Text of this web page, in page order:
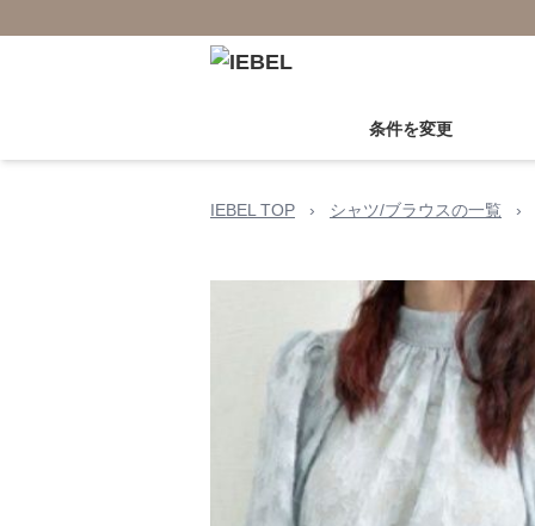
条件を変更
IEBEL TOP › シャツ/ブラウスの一覧 ›